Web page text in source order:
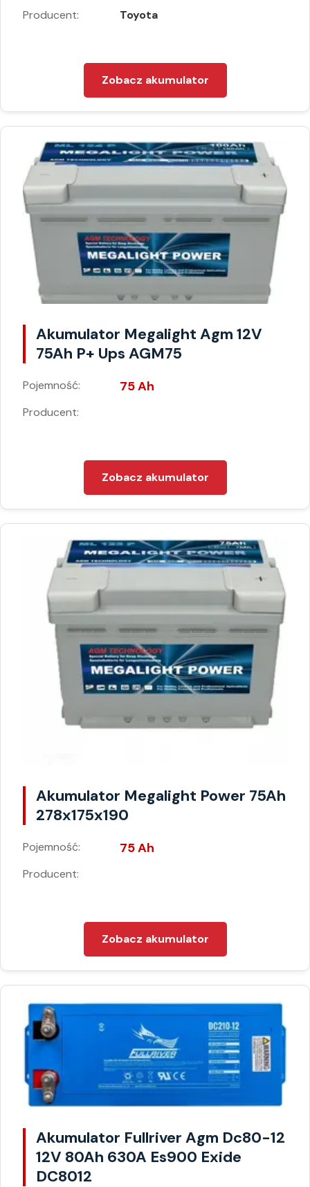
Producent: Toyota
Zobacz akumulator
Akumulator Megalight Agm 12V
75Ah P+ Ups AGM75
Pojemność: 75 Ah
Producent:
Zobacz akumulator
Akumulator Megalight Power 75Ah
278x175x190
Pojemność: 75 Ah
Producent:
Zobacz akumulator
Akumulator Fullriver Agm Dc80-12
12V 80Ah 630A Es900 Exide
DC8012